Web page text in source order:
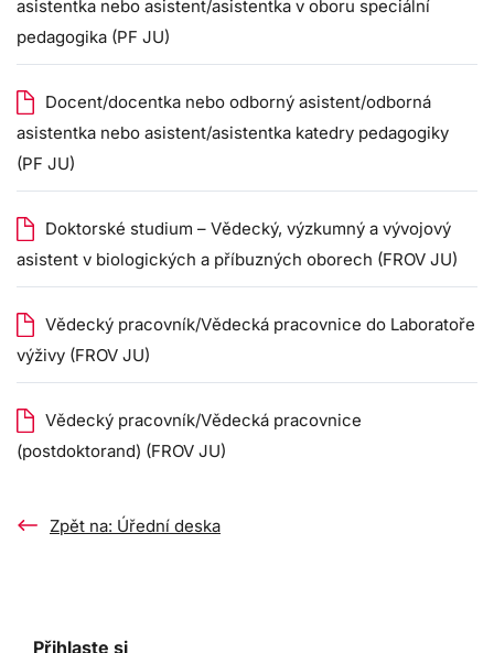
asistentka nebo asistent/asistentka v oboru speciální
pedagogika (PF JU)
Docent/docentka nebo odborný asistent/odborná
asistentka nebo asistent/asistentka katedry pedagogiky
(PF JU)
Doktorské studium – Vědecký, výzkumný a vývojový
asistent v biologických a příbuzných oborech (FROV JU)
Vědecký pracovník/Vědecká pracovnice do Laboratoře
výživy (FROV JU)
Vědecký pracovník/Vědecká pracovnice
(postdoktorand) (FROV JU)
Zpět na: Úřední deska
Přihlaste si